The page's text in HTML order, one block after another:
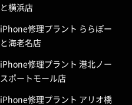
と横浜店
iPhone修理プラント ららぽー
と海老名店
iPhone修理プラント 港北ノー
スポートモール店
iPhone修理プラント アリオ橋